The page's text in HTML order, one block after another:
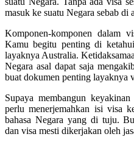
masuk ke suatu Negara sebab di
Komponen-komponen dalam
Kamu begitu penting di
layaknya Australia.
Negara asal dapat saja
buat dokumen penting layaknya
Supaya membangun
perlu menerjemahkan isi visa
bahasa Negara yang di tuju.
dan visa mesti dikerjakan oleh